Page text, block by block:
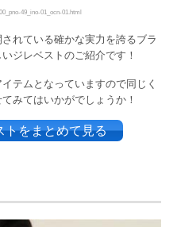
49_ino-01_ocn-01.html
れている確かな実力を誇るブラ
ジレベストのご紹介です！
テムとなっていますので同じく
みてはいかがでしょうか！
トをまとめて見る